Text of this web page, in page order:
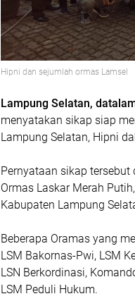
Hipni dan sejumlah ormas Lamsel
Lampung Selatan,
menyatakan sikap siap
Lampung Selatan, Hipni
Pernyataan sikap
Ormas Laskar Merah
Kabupaten Lampung
Beberapa Oramas yang
LSM Bakornas-Pwi, LSM
LSN Berkordinasi,
LSM Peduli Hukum.